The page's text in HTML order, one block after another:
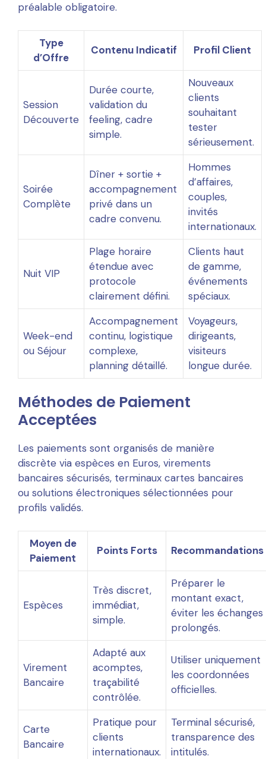
préalable obligatoire.
Type
d’Offre
Contenu Indicatif Profil Client
Session
Découverte
Durée courte,
validation du
feeling, cadre
simple.
Nouveaux
clients
souhaitant
tester
sérieusement.
Soirée
Complète
Dîner + sortie +
accompagnement
privé dans un
cadre convenu.
Hommes
d’affaires,
couples,
invités
internationaux.
Nuit VIP
Plage horaire
étendue avec
protocole
clairement défini.
Clients haut
de gamme,
événements
spéciaux.
Week-end
ou Séjour
Accompagnement
continu, logistique
complexe,
planning détaillé.
Voyageurs,
dirigeants,
visiteurs
longue durée.
Méthodes de Paiement
Acceptées
Les paiements sont organisés de manière
discrète via espèces en Euros, virements
bancaires sécurisés, terminaux cartes bancaires
ou solutions électroniques sélectionnées pour
profils validés.
Moyen de
Paiement
Points Forts Recommandations
Espèces
Très discret,
immédiat,
simple.
Préparer le
montant exact,
éviter les échanges
prolongés.
Virement
Bancaire
Adapté aux
acomptes,
traçabilité
contrôlée.
Utiliser uniquement
les coordonnées
officielles.
Carte
Bancaire
Pratique pour
clients
internationaux.
Terminal sécurisé,
transparence des
intitulés.